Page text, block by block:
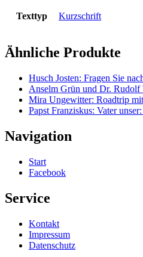
Texttyp Kurzschrift
Ähnliche Produkte
Husch Josten: Fragen Sie
Anselm Grün und Dr. Rudolf
Mira Ungewitter: Roadtrip
Papst Franziskus: Vater
Navigation
Start
Facebook
Service
Kontakt
Impressum
Datenschutz